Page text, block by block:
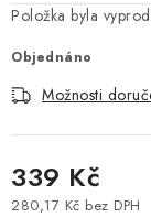
Vše o nákupu
Kontakty
Položka byla
Objednáno
Možnosti
339 Kč
280,17 Kč bez DPH